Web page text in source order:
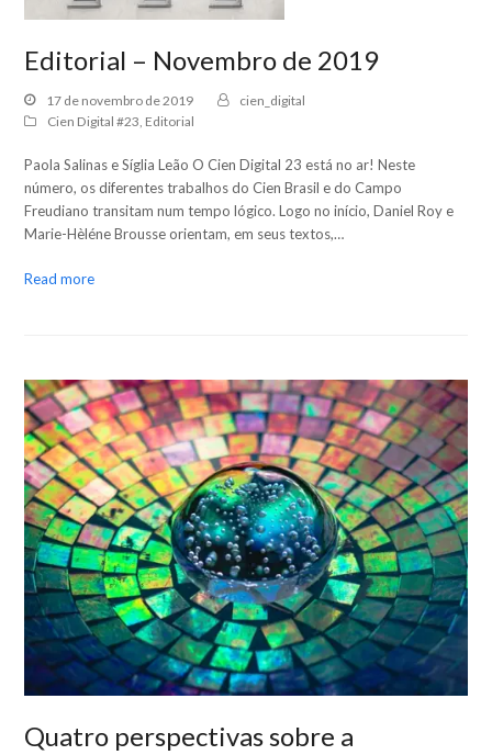
Editorial – Novembro de 2019
17 de novembro de 2019
cien_digital
Cien Digital #23, Editorial
Paola Salinas e Síglia Leão O Cien Digital 23 está no ar! Neste
número, os diferentes trabalhos do Cien Brasil e do Campo
Freudiano transitam num tempo lógico. Logo no início, Daniel Roy e
Marie-Hèléne Brousse orientam, em seus textos,…
Read more
Quatro perspectivas sobre a